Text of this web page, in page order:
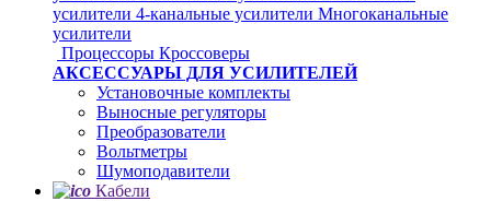
усилители 4-канальные усилители Многоканальные
усилители
Процессоры Кроссоверы
АКСЕССУАРЫ ДЛЯ УСИЛИТЕЛЕЙ
Установочные комплекты
Выносные регуляторы
Преобразователи
Вольтметры
Шумоподавители
Кабели